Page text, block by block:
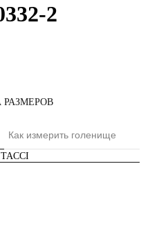
2
РАЗМЕРОВ
Как измерить голенище